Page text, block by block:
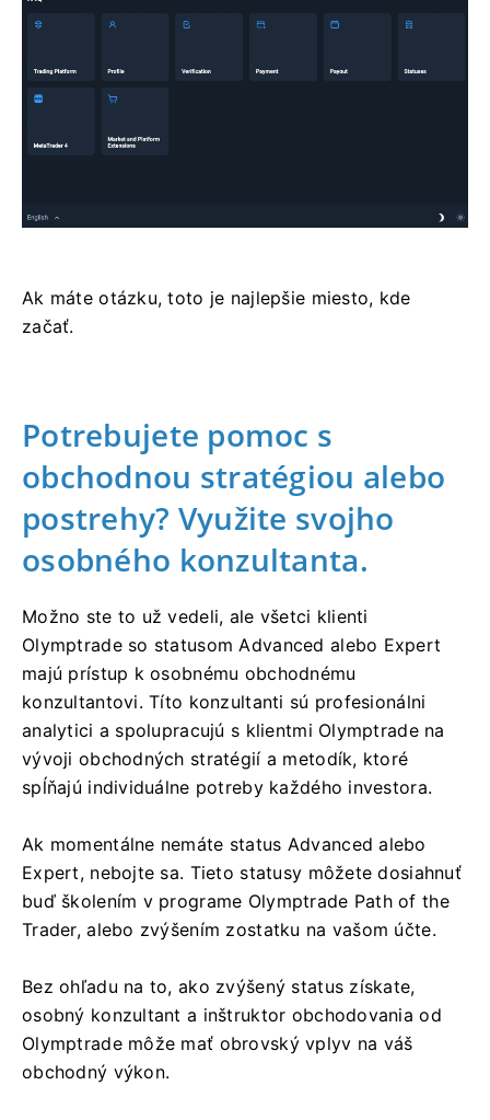
Ak máte otázku, toto je najlepšie miesto, kde
začať.
Potrebujete pomoc s
obchodnou stratégiou alebo
postrehy? Využite svojho
osobného konzultanta.
Možno ste to už vedeli, ale všetci klienti
Olymptrade so statusom Advanced alebo Expert
majú prístup k osobnému obchodnému
konzultantovi. Títo konzultanti sú profesionálni
analytici a spolupracujú s klientmi Olymptrade na
vývoji obchodných stratégií a metodík, ktoré
spĺňajú individuálne potreby každého investora.
Ak momentálne nemáte status Advanced alebo
Expert, nebojte sa. Tieto statusy môžete dosiahnuť
buď školením v programe Olymptrade Path of the
Trader, alebo zvýšením zostatku na vašom účte.
Bez ohľadu na to, ako zvýšený status získate,
osobný konzultant a inštruktor obchodovania od
Olymptrade môže mať obrovský vplyv na váš
obchodný výkon.